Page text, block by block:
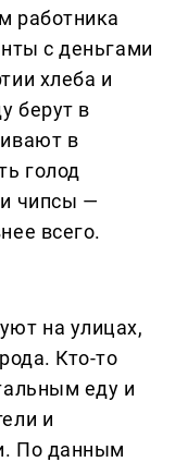
работника
с деньгами
хлеба и
берут в
в
голод
чипсы —
всего.
на улицах,
Кто-то
еду и
и
По данным